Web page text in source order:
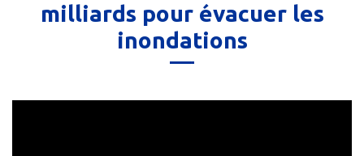
milliards pour évacuer les
inondations